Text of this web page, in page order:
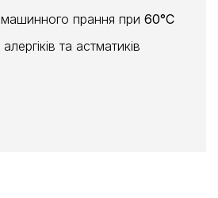
прання при 60°C
та астматиків